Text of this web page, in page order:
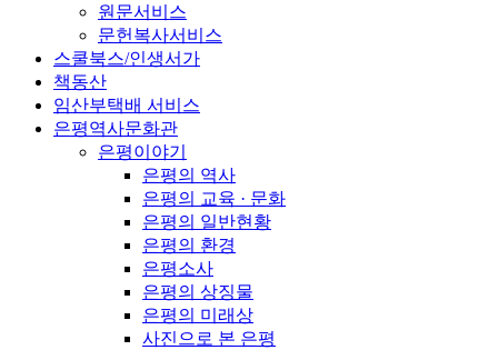
원문서비스
문헌복사서비스
스쿨북스/인생서가
책동산
임산부택배 서비스
은평역사문화관
은평이야기
은평의 역사
은평의 교육 · 문화
은평의 일반현황
은평의 환경
은평소사
은평의 상징물
은평의 미래상
사진으로 본 은평